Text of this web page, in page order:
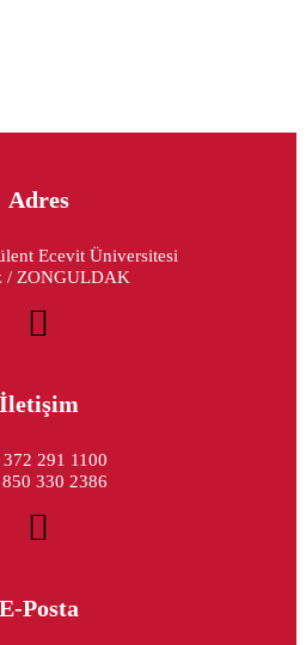
Adres
Ecevit Üniversitesi
/ ZONGULDAK
İletişim
291 1100
330 2386
E-Posta